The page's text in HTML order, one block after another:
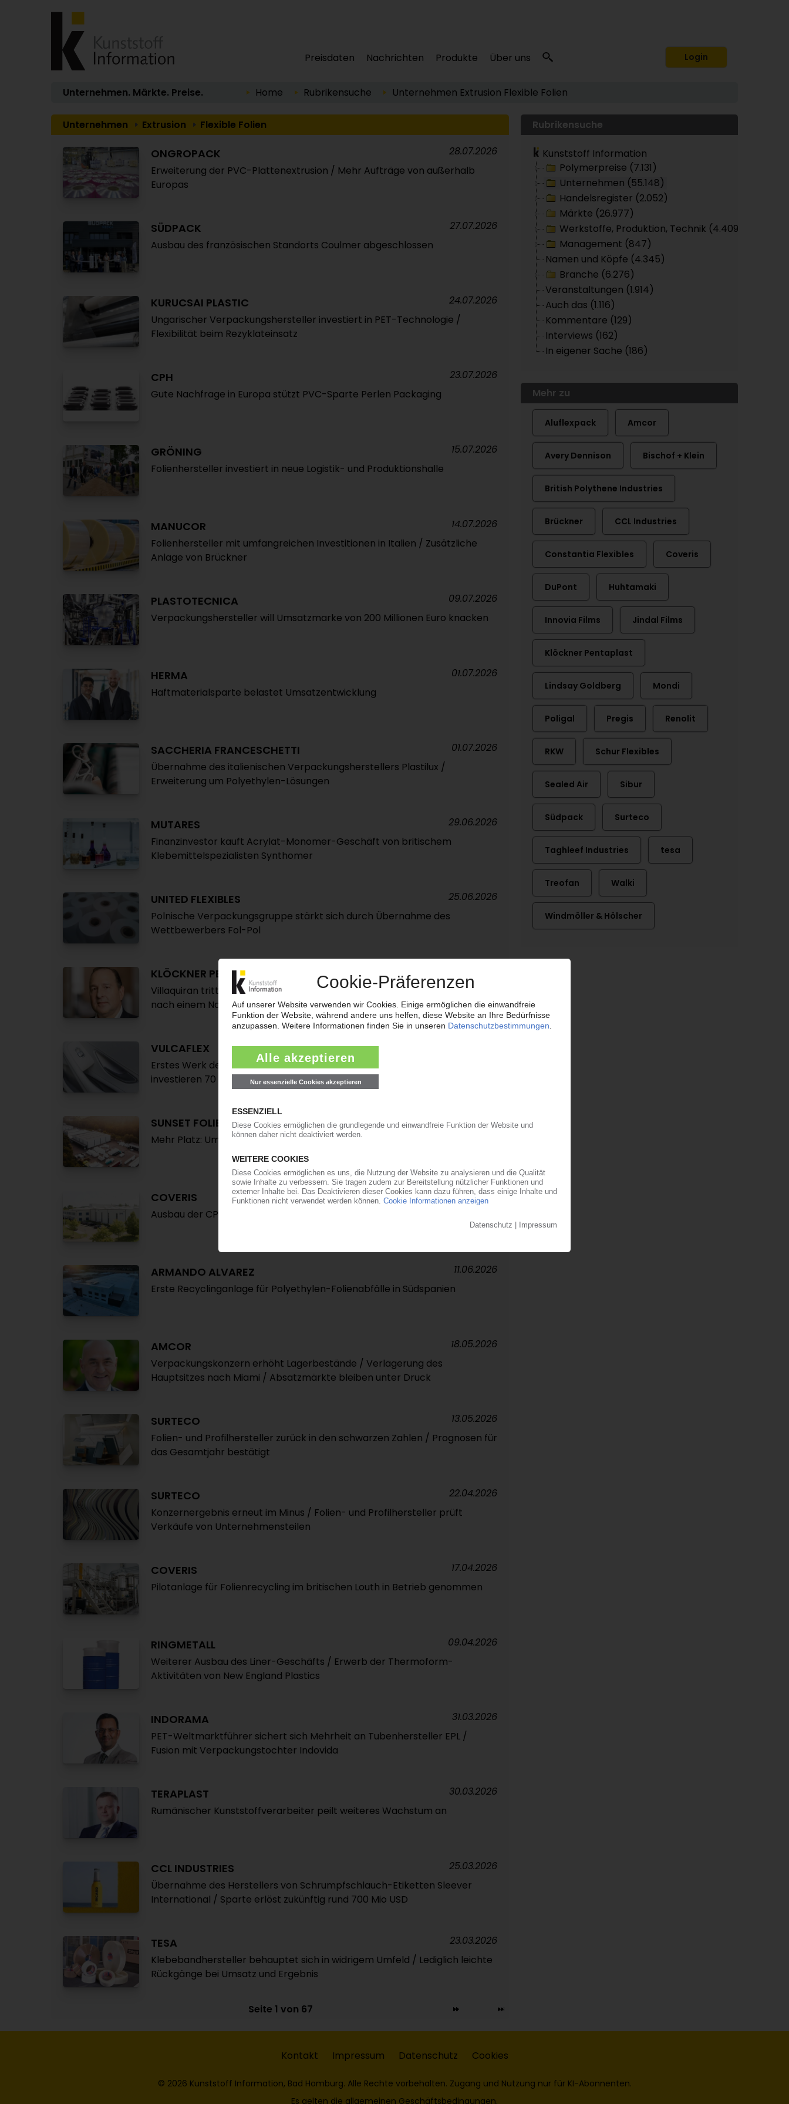
Preisdaten Nachrichten Produkte Über uns Login
Unternehmen. Märkte. Preise. Home Rubrikensuche Unternehmen Extrusion Flexible Folien
Unternehmen Extrusion Flexible Folien
ONGROPACK
Erweiterung der PVC-Plattenextrusion / Mehr Aufträge von außerhalb
Europas
28.07.2026
SÜDPACK
Ausbau des französischen Standorts Coulmer abgeschlossen
27.07.2026
KURUCSAI PLASTIC
Ungarischer Verpackungshersteller investiert in PET-Technologie /
Flexibilität beim Rezyklateinsatz
24.07.2026
CPH
Gute Nachfrage in Europa stützt PVC-Sparte Perlen Packaging
23.07.2026
GRÖNING
Folienhersteller investiert in neue Logistik- und Produktionshalle
15.07.2026
MANUCOR
Folienhersteller mit umfangreichen Investitionen in Italien / Zusätzliche
Anlage von Brückner
14.07.2026
PLASTOTECNICA
Verpackungshersteller will Umsatzmarke von 200 Millionen Euro knacken
09.07.2026
HERMA
Haftmaterialsparte belastet Umsatzentwicklung
01.07.2026
SACCHERIA FRANCESCHETTI
Übernahme des italienischen Verpackungsherstellers Plastilux /
Erweiterung um Polyethylen-Lösungen
01.07.2026
MUTARES
Finanzinvestor kauft Acrylat-Monomer-Geschäft von britischem
Klebemittelspezialisten Synthomer
29.06.2026
UNITED FLEXIBLES
Polnische Verpackungsgruppe stärkt sich durch Übernahme des
Wettbewerbers Fol-Pol
25.06.2026
KLÖCKNER PENTAPLAST
Villaquiran tritt als CEO zurück / Zacka übernimmt während der Suche
nach einem Nachfolger
VULCAFLEX
Erstes Werk des Kunstlederfabrikanten in Nordamerika / Italiener
investieren 70 Mio EUR in PVC-Kalandrierung
SUNSET FOLIEN
Mehr Platz: Umzug in das frühere Epsotech-Werk in Jülich
22.06.2026
COVERIS
Ausbau der CPP-Folienkapazitäten durch Übernahme von Gefo
17.06.2026
ARMANDO ALVAREZ
Erste Recyclinganlage für Polyethylen-Folienabfälle in Südspanien
11.06.2026
AMCOR
Verpackungskonzern erhöht Lagerbestände / Verlagerung des
Hauptsitzes nach Miami / Absatzmärkte bleiben unter Druck
18.05.2026
SURTECO
Folien- und Profilhersteller zurück in den schwarzen Zahlen / Prognosen für
das Gesamtjahr bestätigt
13.05.2026
SURTECO
Konzernergebnis erneut im Minus / Folien- und Profilhersteller prüft
Verkäufe von Unternehmensteilen
22.04.2026
COVERIS
Pilotanlage für Folienrecycling im britischen Louth in Betrieb genommen
17.04.2026
RINGMETALL
Weiterer Ausbau des Liner-Geschäfts / Erwerb der Thermoform-
Aktivitäten von New England Plastics
09.04.2026
INDORAMA
PET-Weltmarktführer sichert sich Mehrheit an Tubenhersteller EPL /
Fusion mit Verpackungstochter Indovida
31.03.2026
TERAPLAST
Rumänischer Kunststoffverarbeiter peilt weiteres Wachstum an
30.03.2026
CCL INDUSTRIES
Übernahme des Herstellers von Schrumpfschlauch-Etiketten Sleever
International / Sparte erlöst zukünftig rund 700 Mio USD
25.03.2026
TESA
Klebebandhersteller behauptet sich in widrigem Umfeld / Lediglich leichte
Rückgänge bei Umsatz und Ergebnis
23.03.2026
Seite 1 von 67
Rubrikensuche
Kunststoff Information
Polymerpreise (7.131)
Unternehmen (55.148)
Handelsregister (2.052)
Märkte (26.977)
Werkstoffe, Produktion, Technik (4.409)
Management (847)
Namen und Köpfe (4.345)
Branche (6.276)
Veranstaltungen (1.914)
Auch das (1.116)
Kommentare (129)
Interviews (162)
In eigener Sache (186)
Mehr zu
Aluflexpack Amcor
Avery Dennison Bischof + Klein
British Polythene Industries
Brückner CCL Industries
Constantia Flexibles Coveris
DuPont Huhtamaki
Innovia Films Jindal Films
Klöckner Pentaplast
Lindsay Goldberg Mondi
Poligal Pregis Renolit
RKW Schur Flexibles
Sealed Air Sibur
Südpack Surteco
Taghleef Industries tesa
Treofan Walki
Windmöller & Hölscher
Kontakt Impressum Datenschutz Cookies
© 2026 Kunststoff Information, Bad Homburg. Alle Rechte vorbehalten. Zugang und Nutzung nur für KI-Abonnenten.
Es gelten die allgemeinen Geschäftsbedingungen.